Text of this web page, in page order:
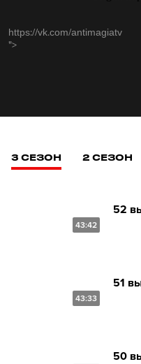
https://vk.com/antimagiatv
">
3 СЕЗОН 2 СЕЗОН
43:42
52
43:33
51
50